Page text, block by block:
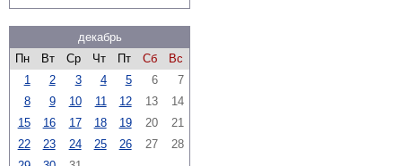
декабрь
Пн
Вт Ср Чт Пт Сб
Вс
1
2 3 4 5 6
7
8
9 10 11 12 13
14
15
16 17 18 19 20
21
22
23 24 25 26 27
28